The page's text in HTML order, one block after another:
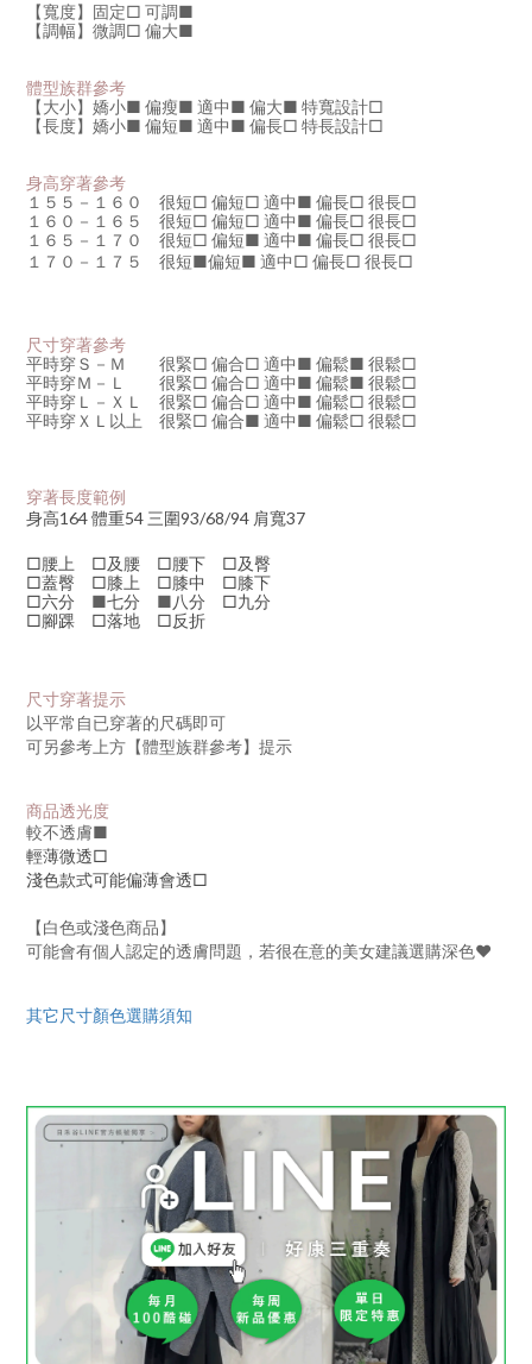
【寬度】固定□ 可調■
【調幅】微調□ 偏大■
體型族群參考
【大小】嬌小■ 偏瘦■ 適中■ 偏大■ 特寬設計□
【長度】嬌小■ 偏短■ 適中■ 偏長□ 特長設計□
身高穿著參考
１５５－１６０ 很短□ 偏短□ 適中■ 偏長□ 很長□
１６０－１６５ 很短□ 偏短□ 適中■ 偏長□ 很長□
１６５－１７０ 很短□ 偏短■ 適中■ 偏長□ 很長□
１７０－１７５ 很短■偏短■ 適中□ 偏長□ 很長□
尺寸穿著參考
平時穿Ｓ－Ｍ 很緊□ 偏合□ 適中■ 偏鬆■ 很鬆□
平時穿Ｍ－Ｌ 很緊□ 偏合□ 適中■ 偏鬆■ 很鬆□
平時穿 Ｌ－ＸＬ 很緊□ 偏合□ 適中■ 偏鬆□ 很鬆□
平時穿ＸＬ以上 很緊□ 偏合■ 適中■ 偏鬆□ 很鬆□
穿著長度範例
身高164 體重54 三圍93/68/94 肩寬37
□腰上 □及腰 □腰下 □及臀
□蓋臀 □膝上 □膝中 □膝下
□六分 ■七分 ■八分 □九分
□腳踝 □落地 □反折
尺寸穿著提示
以平常自已穿著的尺碼即可
可另參考上方【體型族群參考】提示
商品透光度
較不透膚■
輕薄微透□
淺色款式可能偏薄會透□
【白色或淺色商品】
可能會有個人認定的透膚問題，若很在意的美女建議選購深色♥
其它尺寸顏色選購須知